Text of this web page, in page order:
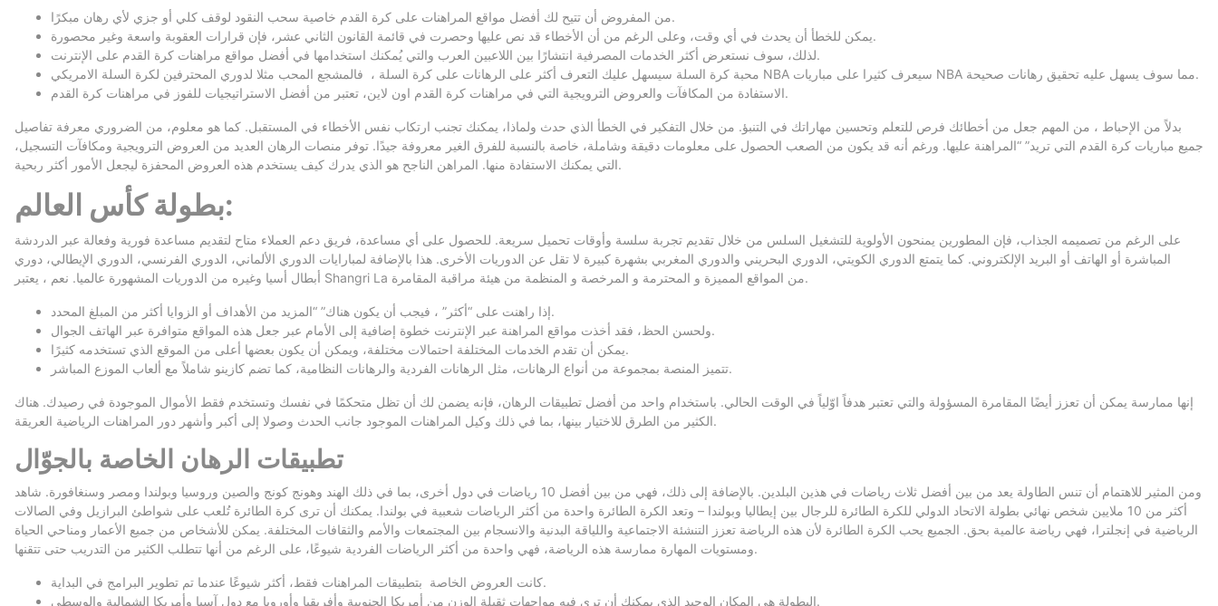
من المفروض أن تتيح لك أفضل مواقع المراهنات على كرة القدم خاصية سحب النقود لوقف كلي أو جزي لأي رهان مبكرًا.
يمكن للخطأ أن يحدث في أي وقت، وعلى الرغم من أن الأخطاء قد نص عليها وحصرت في قائمة القانون الثاني عشر، فإن قرارات العقوبة واسعة وغير محصورة.
لذلك، سوف نستعرض أكثر الخدمات المصرفية انتشارًا بين اللاعبين العرب والتي يُمكنك استخدامها في أفضل مواقع مراهنات كرة القدم على الإنترنت.
محبة كرة السلة سيسهل عليك التعرف أكثر على الرهانات على كرة السلة ، فالمشجع المحب مثلا لدوري المحترفين لكرة السلة الامريكي NBA سيعرف كثيرا على مباريات NBA مما سوف يسهل عليه تحقيق رهانات صحيحة.
الاستفادة من المكافآت والعروض الترويجية التي في مراهنات كرة القدم اون لاين، تعتبر من أفضل الاستراتيجيات للفوز في مراهنات كرة القدم.
بدلاً من الإحباط ، من المهم جعل من أخطائك فرص للتعلم وتحسين مهاراتك في التنبؤ. من خلال التفكير في الخطأ الذي حدث ولماذا، يمكنك تجنب ارتكاب نفس الأخطاء في المستقبل. كما هو معلوم، من الضروري معرفة تفاصيل
جميع مباريات كرة القدم التي تريد” “المراهنة عليها. ورغم أنه قد يكون من الصعب الحصول على معلومات دقيقة وشاملة، خاصة بالنسبة للفرق الغير معروفة جيدًا. توفر منصات الرهان العديد من العروض الترويجية ومكافآت التسجيل،
التي يمكنك الاستفادة منها. المراهن الناجح هو الذي يدرك كيف يستخدم هذه العروض المحفزة ليجعل الأمور أكثر ربحية.
بطولة كأس العالم:
على الرغم من تصميمه الجذاب، فإن المطورين يمنحون الأولوية للتشغيل السلس من خلال تقديم تجربة سلسة وأوقات تحميل سريعة. للحصول على أي مساعدة، فريق دعم العملاء متاح لتقديم مساعدة فورية وفعالة عبر الدردشة
المباشرة أو الهاتف أو البريد الإلكتروني. كما يتمتع الدوري الكويتي، الدوري البحريني والدوري المغربي بشهرة كبيرة لا تقل عن الدوريات الأخرى. هذا بالإضافة لمبارايات الدوري الألماني، الدوري الفرنسي، الدوري الإيطالي، دوري
أبطال أسيا وغيره من الدوريات المشهورة عالميا. نعم ، يعتبر Shangri La من المواقع المميزة و المحترمة و المرخصة و المنظمة من هيئة مراقبة المقامرة.
إذا راهنت على “أكثر” ، فيجب أن يكون هناك” “المزيد من الأهداف أو الزوايا أكثر من المبلغ المحدد.
ولحسن الحظ، فقد أخذت مواقع المراهنة عبر الإنترنت خطوة إضافية إلى الأمام عبر جعل هذه المواقع متوافرة عبر الهاتف الجوال.
يمكن أن تقدم الخدمات المختلفة احتمالات مختلفة، ويمكن أن يكون بعضها أعلى من الموقع الذي تستخدمه كثيرًا.
تتميز المنصة بمجموعة من أنواع الرهانات، مثل الرهانات الفردية والرهانات النظامية، كما تضم كازينو شاملاً مع ألعاب الموزع المباشر.
إنها ممارسة يمكن أن تعزز أيضًا المقامرة المسؤولة والتي تعتبر هدفاً اوّلياً في الوقت الحالي. باستخدام واحد من أفضل تطبيقات الرهان، فإنه يضمن لك أن تظل متحكمًا في نفسك وتستخدم فقط الأموال الموجودة في رصيدك. هناك
الكثير من الطرق للاختيار بينها، بما في ذلك وكيل المراهنات الموجود جانب الحدث وصولا إلى أكبر وأشهر دور المراهنات الرياضية العريقة.
تطبيقات الرهان الخاصة بالجوّال
ومن المثير للاهتمام أن تنس الطاولة يعد من بين أفضل ثلاث رياضات في هذين البلدين. بالإضافة إلى ذلك، فهي من بين أفضل 10 رياضات في دول أخرى، بما في ذلك الهند وهونج كونج والصين وروسيا وبولندا ومصر وسنغافورة. شاهد
أكثر من 10 ملايين شخص نهائي بطولة الاتحاد الدولي للكرة الطائرة للرجال بين إيطاليا وبولندا – وتعد الكرة الطائرة واحدة من أكثر الرياضات شعبية في بولندا. يمكنك أن ترى كرة الطائرة تُلعب على شواطئ البرازيل وفي الصالات
الرياضية في إنجلترا، فهي رياضة عالمية بحق. الجميع يحب الكرة الطائرة لأن هذه الرياضة تعزز التنشئة الاجتماعية واللياقة البدنية والانسجام بين المجتمعات والأمم والثقافات المختلفة. يمكن للأشخاص من جميع الأعمار ومناحي الحياة
ومستويات المهارة ممارسة هذه الرياضة، فهي واحدة من أكثر الرياضات الفردية شيوعًا، على الرغم من أنها تتطلب الكثير من التدريب حتى تتقنها.
كانت العروض الخاصة بتطبيقات المراهنات فقط، أكثر شيوعًا عندما تم تطوير البرامج في البداية.
البطولة هي المكان الوحيد الذي يمكنك أن ترى فيه مواجهات ثقيلة الوزن من أمريكا الجنوبية وأفريقيا وأوروبا مع دول آسيا وأمريكا الشمالية والوسطى.